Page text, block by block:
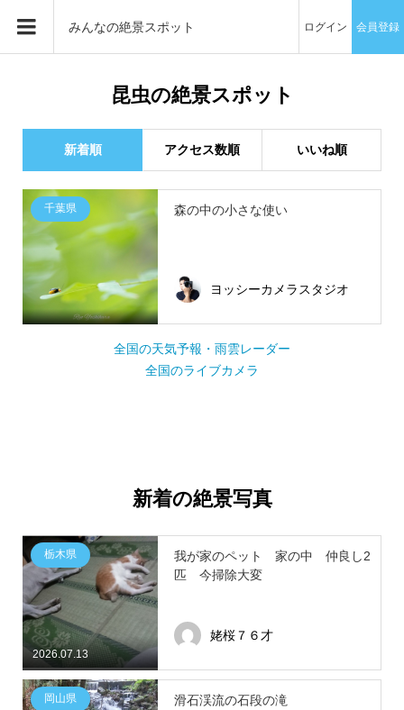
みんなの絶景スポット ログイン 会員登録
昆虫の絶景スポット
新着順 アクセス数順 いいね順
千葉県 森の中の小さな使い
ヨッシーカメラスタジオ
全国の天気予報・雨雲レーダー
全国のライブカメラ
新着の絶景写真
2026.07.13
栃木県
我が家のペット 家の中 仲良し2
匹 今掃除大変
姥桜７６才
岡山県 滑石渓流の石段の滝